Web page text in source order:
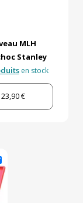
MLH
Stanley
en stock
23,90 €